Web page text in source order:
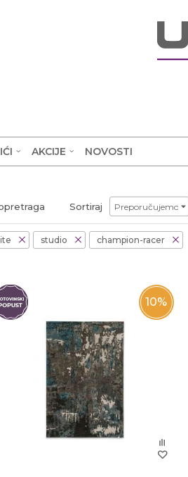
AKCIJE NOVOSTI
Sortiraj
studio
champion-racer
10%